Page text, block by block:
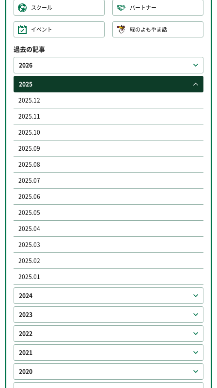
スクール パートナー
イベント 緑のよもやま話
過去の記事
2026
2025
2025.12
2025.11
2025.10
2025.09
2025.08
2025.07
2025.06
2025.05
2025.04
2025.03
2025.02
2025.01
2024
2023
2022
2021
2020